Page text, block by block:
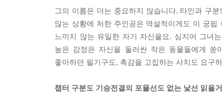
그의 이름은 더는 중요하지 않습니다. 타인과 구
않는 상황에 처한 주인공은 역설적이게도 이 궁
느끼지 않는 유일한 자기 자신을요. 심지어 그녀
높은 감정은 자신을 둘러싼 작은 동물들에게
좋아하던 필기구도, 촉감을 고집하는 사치도 요구
챕터 구분도 기승전결의 포물선도 없는 낯선 읽을